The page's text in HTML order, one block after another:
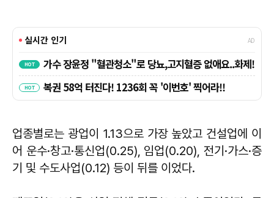
업종별로는 광업이 1.13으로 가장 높았고 건설업에 이
어 운수·창고·통신업(0.25), 임업(0.20), 전기·가스·증
기 및 수도사업(0.12) 등이 뒤를 이었다.